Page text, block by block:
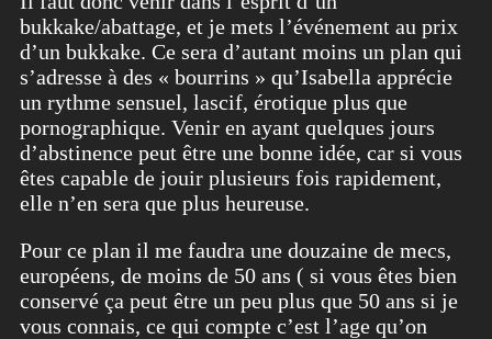
bukkake/abattage, et je mets l’événement au prix
d’un bukkake. Ce sera d’autant moins un plan qui
s’adresse à des « bourrins » qu’Isabella apprécie
un rythme sensuel, lascif, érotique plus que
pornographique. Venir en ayant quelques jours
d’abstinence peut être une bonne idée, car si vous
êtes capable de jouir plusieurs fois rapidement,
elle n’en sera que plus heureuse.
Pour ce plan il me faudra une douzaine de mecs,
européens, de moins de 50 ans ( si vous êtes bien
conservé ça peut être un peu plus que 50 ans si je
vous connais, ce qui compte c’est l’age qu’on